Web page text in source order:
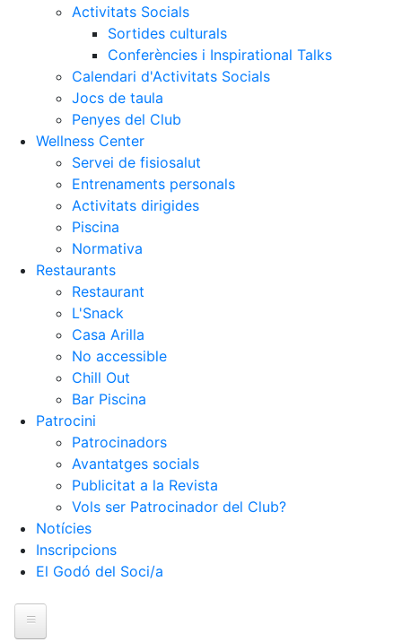
Activitats Socials
Sortides culturals
Conferències i Inspirational Talks
Calendari d'Activitats Socials
Jocs de taula
Penyes del Club
Wellness Center
Servei de fisiosalut
Entrenaments personals
Activitats dirigides
Piscina
Normativa
Restaurants
Restaurant
L'Snack
Casa Arilla
No accessible
Chill Out
Bar Piscina
Patrocini
Patrocinadors
Avantatges socials
Publicitat a la Revista
Vols ser Patrocinador del Club?
Notícies
Inscripcions
El Godó del Soci/a